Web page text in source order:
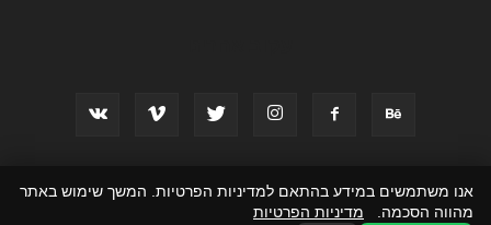
פרסום מאמרים באתרים פרסמו אצלנו זירת המומחים
כל התכנים
הצהרת נגישות
אנו משתמשים במידע בהתאם למדיניות הפרטיות. המשך שימוש באתר
מהווה הסכמה. מדיניות הפרטיות